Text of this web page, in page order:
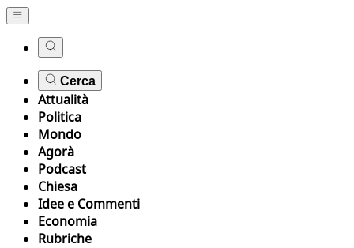
Cerca
Attualità
Politica
Mondo
Agorà
Podcast
Chiesa
Idee e Commenti
Economia
Rubriche